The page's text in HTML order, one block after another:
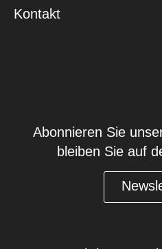
Kontakt
Abonnieren Sie
bleiben Sie auf